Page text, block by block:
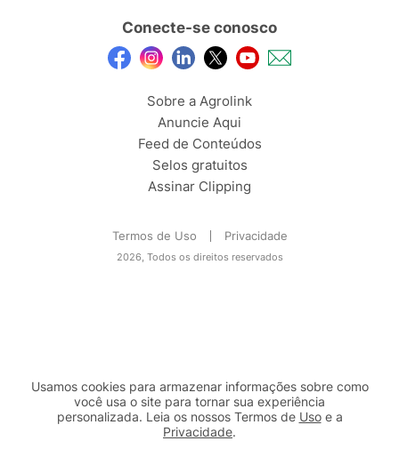
Conecte-se conosco
Sobre a Agrolink
Anuncie Aqui
Feed de Conteúdos
Selos gratuitos
Assinar Clipping
Termos de Uso Privacidade
2026, Todos os direitos reservados
Usamos cookies para armazenar informações sobre como
você usa o site para tornar sua experiência
personalizada. Leia os nossos Termos de Usoe a
Privacidade.